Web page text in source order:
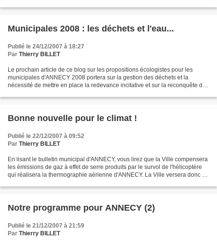
Municipales 2008 : les déchets et l'eau...
Publié le 24/12/2007 à 18:27
Par Thierry BILLET
Le prochain article de ce blog sur les propositions écologistes pour les
municipales d'ANNECY 2008 portera sur la gestion des déchets et la
nécessité de mettre en place la redevance incitative et sur la reconquête de
Bonne nouvelle pour le climat !
Publié le 22/12/2007 à 09:52
Par Thierry BILLET
En lisant le bulletin municipal d'ANNECY, vous lirez que la Ville compensera
les émissions de gaz à effet de serre produits par le survol de l'hélicoptère
qui réalisera la thermographie aérienne d'ANNECY. La Ville versera donc à
Notre programme pour ANNECY (2)
Publié le 21/12/2007 à 21:59
Par Thierry BILLET